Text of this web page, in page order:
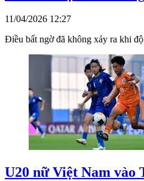
11/04/2026 12:27
Điều bất ngờ đã không xảy ra khi
U20 nữ Việt Nam vào